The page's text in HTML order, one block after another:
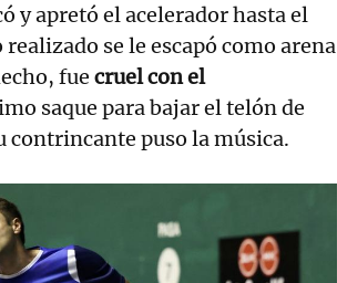
y apretó el acelerador hasta el
se le escapó como arena
fue cruel con el
saque para bajar el telón de
contrincante puso la música.